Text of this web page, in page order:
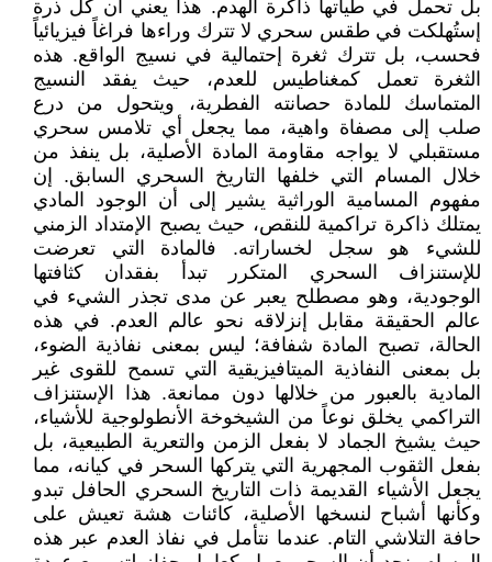
بل تحمل في طياتها ذاكرة الهدم. هذا يعني أن كل ذرة
إستُهلكت في طقس سحري لا تترك وراءها فراغاً فيزيائياً
فحسب، بل تترك ثغرة إحتمالية في نسيج الواقع. هذه
الثغرة تعمل كمغناطيس للعدم، حيث يفقد النسيج
المتماسك للمادة حصانته الفطرية، ويتحول من درع
صلب إلى مصفاة واهية، مما يجعل أي تلامس سحري
مستقبلي لا يواجه مقاومة المادة الأصلية، بل ينفذ من
خلال المسام التي خلفها التاريخ السحري السابق. إن
مفهوم المسامية الوراثية يشير إلى أن الوجود المادي
يمتلك ذاكرة تراكمية للنقص، حيث يصبح الإمتداد الزمني
للشيء هو سجل لخساراته. فالمادة التي تعرضت
للإستنزاف السحري المتكرر تبدأ بفقدان كثافتها
الوجودية، وهو مصطلح يعبر عن مدى تجذر الشيء في
عالم الحقيقة مقابل إنزلاقه نحو عالم العدم. في هذه
الحالة، تصبح المادة شفافة؛ ليس بمعنى نفاذية الضوء،
بل بمعنى النفاذية الميتافيزيقية التي تسمح للقوى غير
المادية بالعبور من خلالها دون ممانعة. هذا الإستنزاف
التراكمي يخلق نوعاً من الشيخوخة الأنطولوجية للأشياء،
حيث يشيخ الجماد لا بفعل الزمن والتعرية الطبيعية، بل
بفعل الثقوب المجهرية التي يتركها السحر في كيانه، مما
يجعل الأشياء القديمة ذات التاريخ السحري الحافل تبدو
وكأنها أشباح لنسخها الأصلية، كائنات هشة تعيش على
حافة التلاشي التام. عندما نتأمل في نفاذ العدم عبر هذه